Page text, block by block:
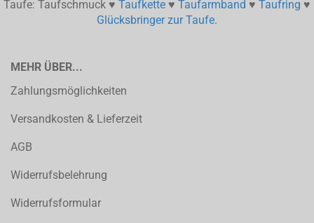
Taufe: Taufschmuck ♥ Taufkette ♥ Taufarmband ♥ Taufring ♥
Glücksbringer zur Taufe.
MEHR ÜBER...
Zahlungsmöglichkeiten
Versandkosten & Lieferzeit
AGB
Widerrufsbelehrung
Widerrufsformular